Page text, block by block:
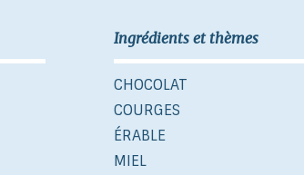
Ingrédients et thèmes
CHOCOLAT
COURGES
ÉRABLE
MIEL